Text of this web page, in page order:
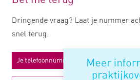
Meer
Dringende vraag? Laat je nummer
snel terug.